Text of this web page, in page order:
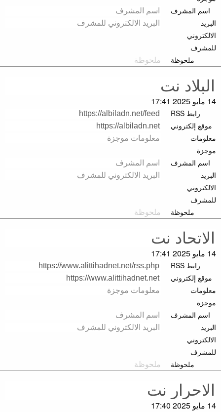
اسم المشرف
البريد
الالكتروني
للمشرف
ملحوظة
14 مايو 2025 17:41
رابط RSS
موقع إلكتروني
معلومات
موجزة
اسم المشرف
البريد
الالكتروني
للمشرف
ملحوظة
14 مايو 2025 17:41
رابط RSS
موقع إلكتروني
معلومات
موجزة
اسم المشرف
البريد
الالكتروني
للمشرف
ملحوظة
14 مايو 2025 17:40